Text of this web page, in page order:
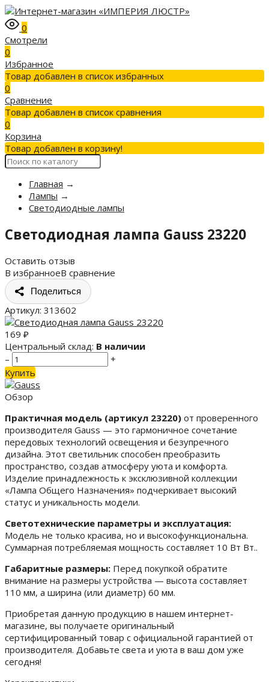
0
Смотрели
0
Избранное
Товар добавлен в список избранных
0
Сравнение
Товар добавлен в список сравнения
0
Корзина
Товар добавлен в корзину!
Главная →
Лампы →
Светодиодные лампы
Светодиодная лампа Gauss 23220
Оставить отзыв
В избранноеВ сравнение
Поделиться
Артикул: 313602
169 ₽
Центральный склад: В наличии
–
+
Купить
Обзор
Практичная модель (артикул 23220) от проверенного
производителя Gauss — это гармоничное сочетание
передовых технологий освещения и безупречного
дизайна. Этот светильник способен преобразить
пространство, создав атмосферу уюта и комфорта.
Изделие принадлежность к эксклюзивной коллекции
«Лампа Общего Назначения» подчеркивает высокий
статус и уникальность модели.
Светотехнические параметры и эксплуатация:
Модель не только красива, но и высокофункциональна.
Суммарная потребляемая мощность составляет 10 Вт Вт..
Габаритные размеры: Перед покупкой обратите
внимание на размеры устройства — высота составляет
110 мм, а ширина (или диаметр) 60 мм.
Приобретая данную продукцию в нашем интернет-
магазине, вы получаете оригинальный
сертифицированный товар с официальной гарантией от
производителя. Добавьте света и уюта в ваш дом уже
сегодня!